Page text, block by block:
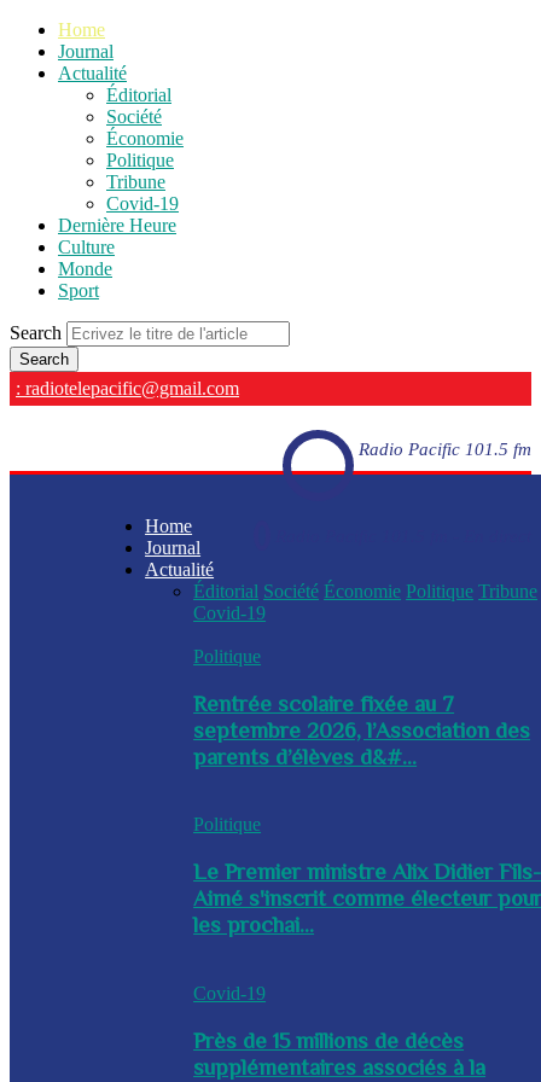
Home
Journal
Actualité
Éditorial
Société
Économie
Politique
Tribune
Covid-19
Dernière Heure
Culture
Monde
Sport
Search
: radiotelepacific@gmail.com
Radio Pacific 101.5 fm
Home
Journal
Actualité
Éditorial Société Économie Politique Tribune
Covid-19
Politique
Rentrée scolaire fixée au 7
septembre 2026, l’Association des
parents d’élèves d&#...
Politique
Le Premier ministre Alix Didier Fils-
Aimé s'inscrit comme électeur
les prochai...
Covid-19
Près de 15 millions de décès
supplémentaires associés à la